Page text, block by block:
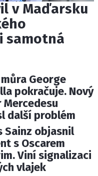
v Maďarsku
samotná
George
pokračuje. Nový
další problém
Sainz objasnil
s Oscarem
Viní signalizaci
vlajek